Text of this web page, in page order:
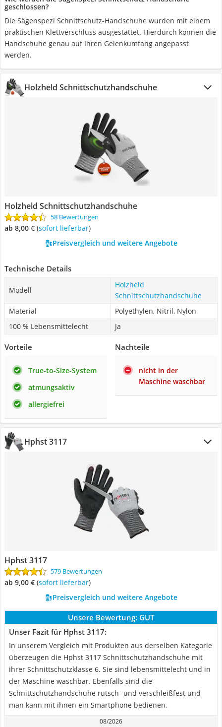
geschlossen?
Die Sägenspezi Schnittschutz-Handschuhe wurden mit einem
praktischen Klettverschluss ausgestattet. Hierdurch können die
Handschuhe genau auf Ihren Gelenkumfang angepasst
werden.
Holzheld Schnittschutzhandschuhe
Holzheld Schnittschutzhandschuhe
58 Bewertungen
ab 8,00 € ( Sofort lieferbar)
Preisvergleich und weitere Angebote
Technische Details
Modell
Holzheld
Schnittschutzhandschuhe
Material
Polyethylen, Nitril, Nylon
100 % Lebensmittelecht
Ja
Vorteile
True-to-Size-System
atmungsaktiv
allergiefrei
Nachteile
nicht in der
Maschine waschbar
Hphst 3117
Hphst 3117
579 Bewertungen
ab 9,00 € ( Sofort lieferbar)
Preisvergleich und weitere Angebote
Unsere Bewertung: GUT
Unser Fazit für Hphst 3117:
In unserem Vergleich mit Produkten aus derselben Kategorie
überzeugen die Hphst 3117 Schnittschutzhandschuhe mit
ihrer Schnittschutzklasse 6. Sie sind lebensmittelecht und in
der Maschine waschbar. Ebenfalls sind die
Schnittschutzhandschuhe rutsch- und verschleißfest und
man kann mit ihnen ein Smartphone bedienen.
08/2026